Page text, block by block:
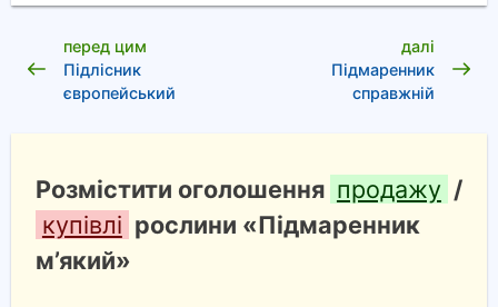
перед цим
Підлісник
європейський
далі
Підмаренник
справжній
Розмістити оголошення продажу /
купівлі рослини «Підмаренник
м’який»